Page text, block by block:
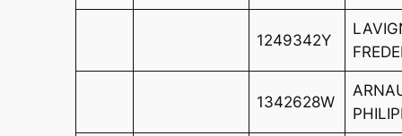
1249342Y
1342628W